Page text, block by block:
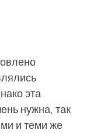
эта
нужна, так
и теми же